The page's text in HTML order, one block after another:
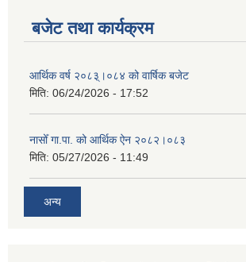
बजेट तथा कार्यक्रम
आर्थिक वर्ष २०८३्।०८४ को वार्षिक बजेट
मिति: 06/24/2026 - 17:52
नासोँ गा.पा. को आर्थिक ऐन २०८२।०८३
मिति: 05/27/2026 - 11:49
अन्य